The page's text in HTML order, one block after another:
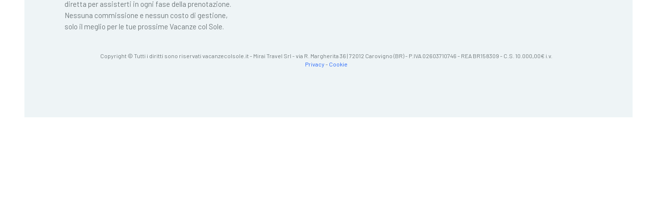
diretta per assisterti in ogni fase della prenotazione.
Nessuna commissione e nessun costo di gestione,
solo il meglio per le tue prossime Vacanze col Sole.
Copyright © Tutti i diritti sono riservati vacanzecolsole.it - Mirai Travel Srl - via R. Margherita 36 | 72012 Carovigno (BR) - P.IVA 02603710746 - REA BR158309 - C.S. 10.000,00€ i.v.
Privacy - Cookie